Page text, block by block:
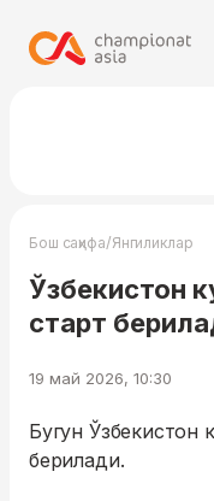
Бош саҳифа/Янгиликлар
Ўзбекистон
старт
19 май 2026, 10:30
Бугун Ўзбекистон
берилади.